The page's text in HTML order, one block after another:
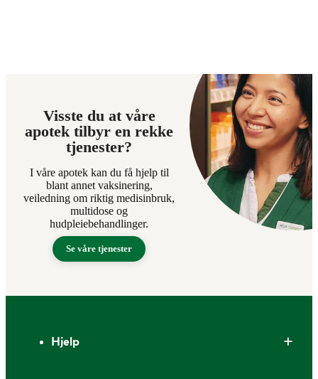
Visste du at våre
apotek tilbyr en rekke
tjenester?
I våre apotek kan du få hjelp til
blant annet vaksinering,
veiledning om riktig medisinbruk,
multidose og
hudpleiebehandlinger.
Se våre tjenester
Hjelp